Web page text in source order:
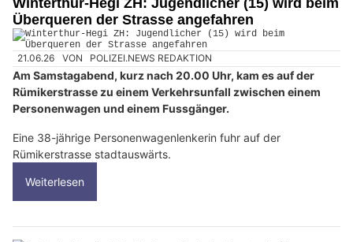
Winterthur-Hegi ZH: Jugendlicher (15) wird beim
Überqueren der Strasse angefahren
21.06.26 VON POLIZEI.NEWS REDAKTION
Am Samstagabend, kurz nach 20.00 Uhr, kam es auf der
Rümikerstrasse zu einem Verkehrsunfall zwischen einem
Personenwagen und einem Fussgänger.
Eine 38-jährige Personenwagenlenkerin fuhr auf der
Rümikerstrasse stadtauswärts.
Weiterlesen